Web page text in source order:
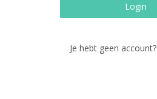
Login
Je hebt geen account?